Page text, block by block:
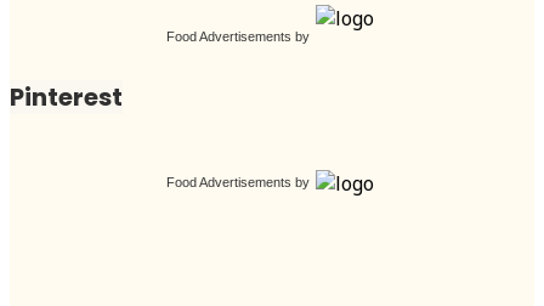
Food Advertisements by
Pinterest
Food Advertisements by